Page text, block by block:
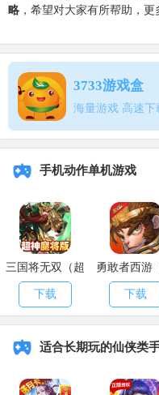
略 ，希望对大家有所帮助，
3733游戏盒
海量游戏 高速下
手机动作单机游戏
三国将无双（超
神魔将版）
下载
勇敢者西游
乱斗）
下载
适合长期玩的仙侠类